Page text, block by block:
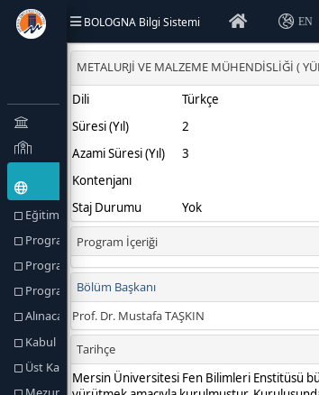
BOLOGNA Bilgi Sistemi EN
Eğitim Türü (Amaçlar) ve Hedefler
Program Hakkında
Program Profili
Program Yetkilileri
Alınacak Derece
Kabul Koşulları
Üst Kademeye Geçiş